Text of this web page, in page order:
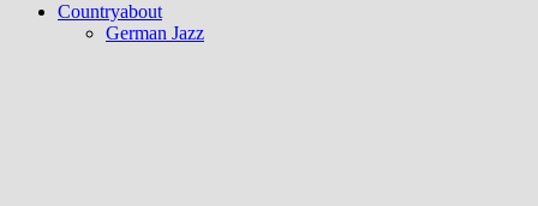
Countryabout
German Jazz